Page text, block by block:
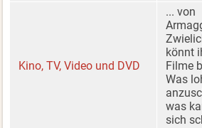
Kino, TV, Video und DVD
... von
könnt
Filme
Was
was
sich